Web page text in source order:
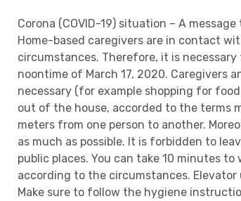
Corona (COVID-19) situation – A
Home-based caregivers are in contact
circumstances. Therefore, it is
noontime of March 17, 2020. Caregivers
necessary (for example shopping for
out of the house, accorded to the terms
meters from one person to another.
as much as possible. It is forbidden to
public places. You can take 10 minutes
according to the circumstances.
Make sure to follow the hygiene